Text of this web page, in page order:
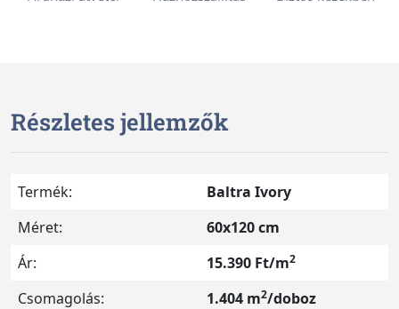
Részletes jellemzők
Termék:
Baltra Ivory
Méret:
60x120 cm
Ár:
15.390 Ft/m2
Csomagolás: 1.404 m2/doboz